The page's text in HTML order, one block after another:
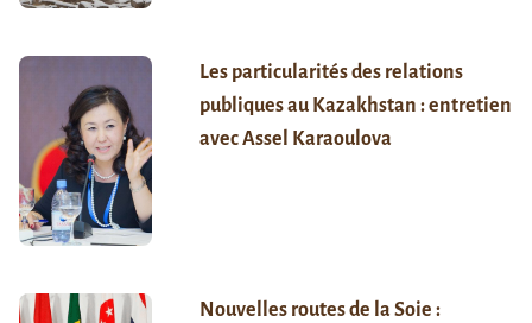
Les particularités des relations
publiques au Kazakhstan : entretien
avec Assel Karaoulova
Nouvelles routes de la Soie :